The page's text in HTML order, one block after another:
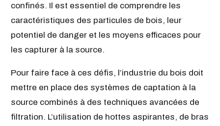
confinés. Il est essentiel de comprendre les
caractéristiques des particules de bois, leur
potentiel de danger et les moyens efficaces pour
les capturer à la source.
Pour faire face à ces défis, l’industrie du bois doit
mettre en place des systèmes de captation à la
source combinés à des techniques avancées de
filtration. L’utilisation de hottes aspirantes, de bras